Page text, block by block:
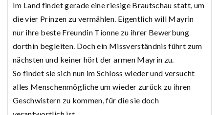
Im Land findet gerade eine riesige Brautschau statt, um
die vier Prinzen zu vermählen. Eigentlich will Mayrin
nur ihre beste Freundin Tionne zu ihrer Bewerbung
dorthin begleiten. Doch ein Missverständnis führt zum
nächsten und keiner hört der armen Mayrin zu.
So findet sie sich nun im Schloss wieder und versucht
alles Menschenmögliche um wieder zurück zu ihren
Geschwistern zu kommen, für die sie doch